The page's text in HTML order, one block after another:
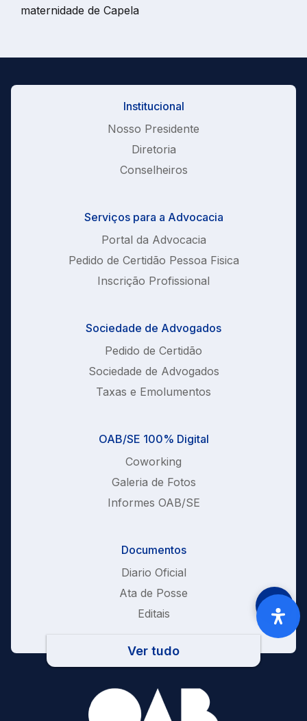
maternidade de Capela
Institucional
Nosso Presidente
Diretoria
Conselheiros
Serviços para a Advocacia
Portal da Advocacia
Pedido de Certidão Pessoa Fisica
Inscrição Profissional
Sociedade de Advogados
Pedido de Certidão
Sociedade de Advogados
Taxas e Emolumentos
OAB/SE 100% Digital
Coworking
Galeria de Fotos
Informes OAB/SE
Documentos
Diario Oficial
Ata de Posse
Editais
Ver tudo